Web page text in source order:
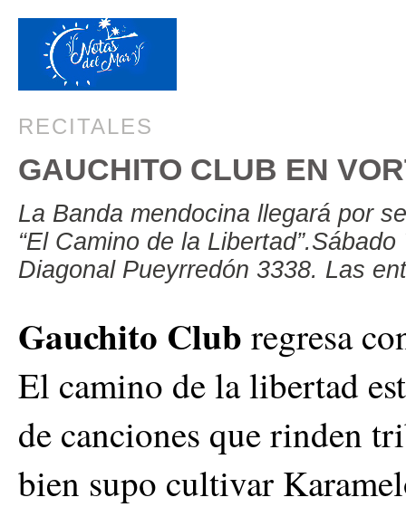
RECITALES
GAUCHITO CLUB EN
La Banda mendocina llegará por
“El Camino de la
Diagonal Pueyrredón 3338. Las
Gauchito Club regresa
El camino de la libertad
de canciones que rinden
bien supo cultivar